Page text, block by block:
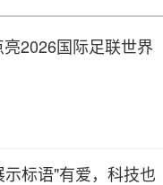
2026国际足联世界
标语"有爱，科技也